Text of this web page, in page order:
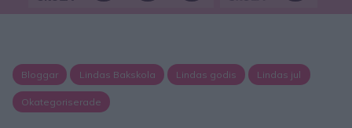
Bloggar Lindas Bakskola Lindas godis Lindas jul
Okategoriserade